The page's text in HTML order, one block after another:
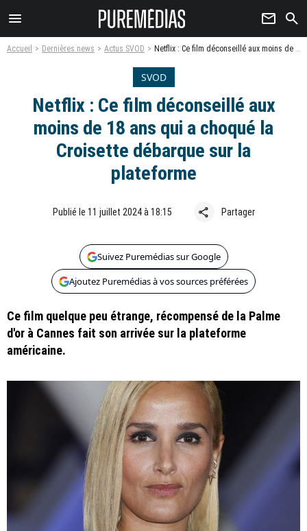
menu newsletter search
Accueil Dernières news Actus SVOD Netflix : Ce film déconseillé aux moins de 18 ans qui a choqué la Croisette débarque sur la plateforme
SVOD
Netflix : Ce film déconseillé aux
moins de 18 ans qui a choqué la
Croisette débarque sur la
plateforme
Publié le 11 juillet 2024 à 18:15 share Partager
Suivez Puremédias sur Google
Ajoutez Puremédias à vos sources préférées
Ce film quelque peu étrange, récompensé de la Palme
d'or à Cannes fait son arrivée sur la plateforme
américaine.